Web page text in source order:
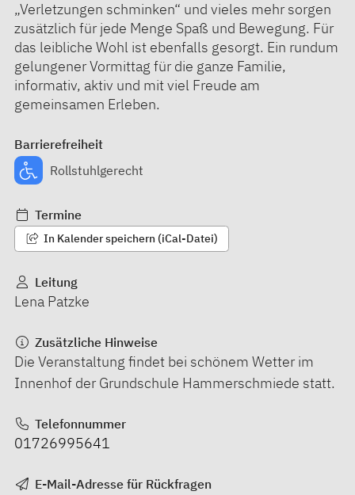
„Verletzungen schminken“ und vieles mehr sorgen
zusätzlich für jede Menge Spaß und Bewegung. Für
das leibliche Wohl ist ebenfalls gesorgt. Ein rundum
gelungener Vormittag für die ganze Familie,
informativ, aktiv und mit viel Freude am
gemeinsamen Erleben.
Barrierefreiheit
Rollstuhlgerecht
Termine
In Kalender speichern (iCal-Datei)
Leitung
Lena Patzke
Zusätzliche Hinweise
Die Veranstaltung findet bei schönem Wetter im
Innenhof der Grundschule Hammerschmiede statt.
Telefonnummer
01726995641
E-Mail-Adresse für Rückfragen